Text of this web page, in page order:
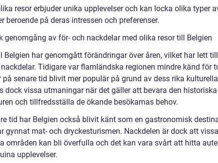
resor erbjuder unika upplevelser och kan locka olika typer
beroende på deras intressen och preferenser.
genomgång av för- och nackdelar med olika resor till Belgien
Belgien har genomgått förändringar över åren, vilket har lett
Tidigare var flamländska regionen mindre känd för
på senare tid blivit mer populär på grund av dess rika
dock vissa utmaningar när det gäller att bevara den historiska
och tillfredsställa de ökande besökarnas behov.
tid har Belgien också blivit känt som en gastronomisk
gynnat mat- och dryckesturismen. Nackdelen är dock att vissa
områden kan bli överfulla och det kan vara svårt att hitta
upplevelser.